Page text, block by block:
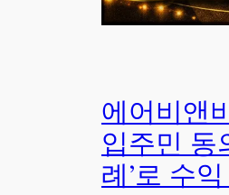
에어비앤
입주민 동
례’로 수